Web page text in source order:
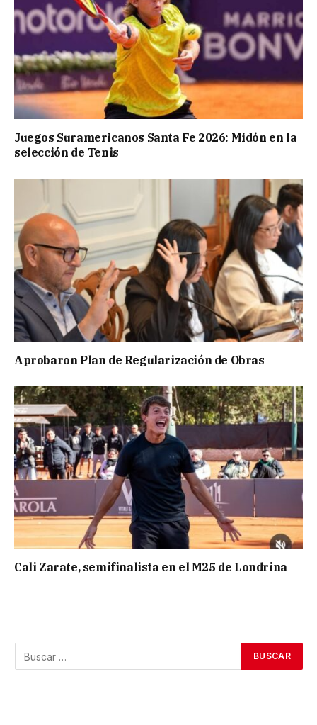
Juegos Suramericanos Santa Fe 2026: Midón en la
selección de Tenis
Aprobaron Plan de Regularización de Obras
Cali Zarate, semifinalista en el M25 de Londrina